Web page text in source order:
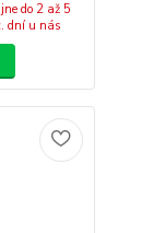
do 2 až 5
dní u nás